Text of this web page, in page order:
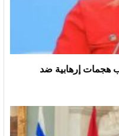
هجمات إرهابية ضد